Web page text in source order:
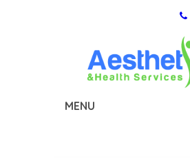
MENU